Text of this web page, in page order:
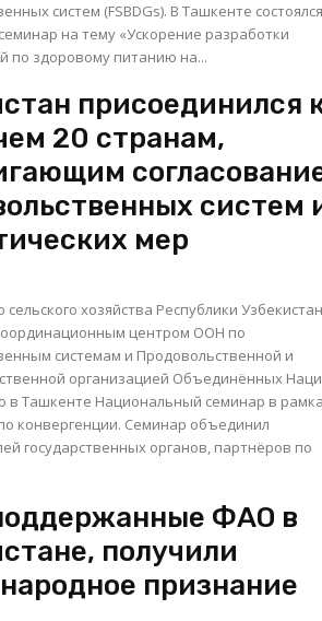
(FSBDGs). В Ташкенте состоялся
на тему «Ускорение разработки
по здоровому питанию на...
присоединился
20 странам,
систем
мер
хозяйства Республики Узбекистан
центром ООН по
системам и Продовольственной и
организацией Объединённых
в Ташкенте Национальный семинар в
Семинар объединил
государственных органов, партнёров по
ФАО в
получили
признание